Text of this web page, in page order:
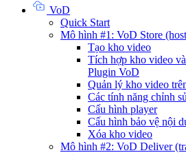
VoD
Quick Start
Mô hình #1: VoD Store
Tạo kho video
Tích hợp kho video
Plugin VoD
Quản lý kho video
Các tính năng chỉnh
Cấu hình player
Cấu hình bảo vệ nội
Xóa kho video
Mô hình #2: VoD Deliver